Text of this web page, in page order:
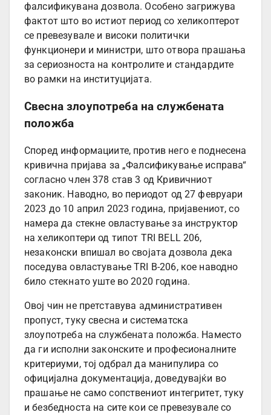
фалсификувана дозвола. Особено загрижува
фактот што во истиот период со хеликоптерот
се превезувале и високи политички
функционери и министри, што отвора прашања
за сериозноста на контролите и стандардите
во рамки на институцијата.
Свесна злоупотреба на службената
положба
Според информациите, против него е поднесена
кривична пријава за „Фалсификување исправа“
согласно член 378 став 3 од Кривичниот
законик. Наводно, во периодот од 27 февруари
2023 до 10 април 2023 година, пријавениот, со
намера да стекне овластување за инструктор
на хеликоптери од типот TRI BELL 206,
незаконски впишал во својата дозвола дека
поседува овластување TRI B-206, кое наводно
било стекнато уште во 2020 година.
Овој чин не претставува административен
пропуст, туку свесна и систематска
злоупотреба на службената положба. Наместо
да ги исполни законските и професионалните
критериуми, тој одбрал да манипулира со
официјална документација, доведувајќи во
прашање не само сопствениот интегритет, туку
и безбедноста на сите кои се превезувале со